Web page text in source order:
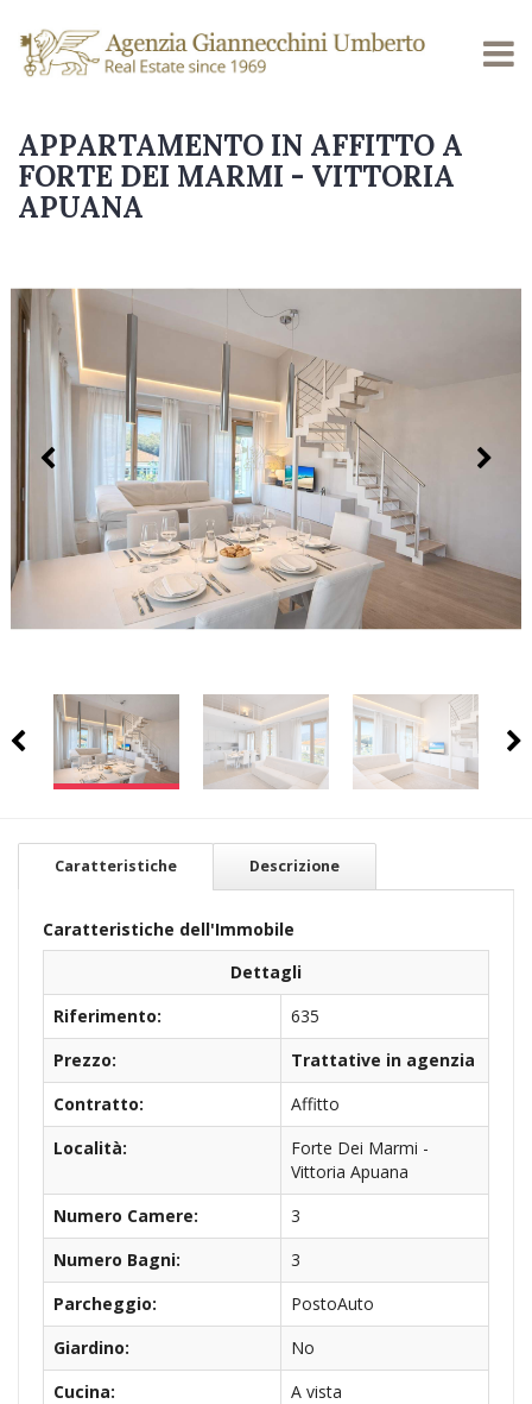
APPARTAMENTO IN AFFITTO A
FORTE DEI MARMI - VITTORIA
APUANA
Caratteristiche Descrizione
Caratteristiche dell'Immobile
Dettagli
Riferimento:
635
Prezzo:
Trattative in agenzia
Contratto:
Affitto
Località:
Forte Dei Marmi -
Vittoria Apuana
Numero Camere:
3
Numero Bagni:
3
Parcheggio:
PostoAuto
Giardino:
No
Cucina:
A vista